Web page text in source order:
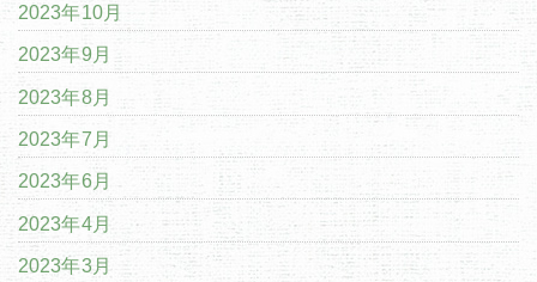
2023年10月
2023年9月
2023年8月
2023年7月
2023年6月
2023年4月
2023年3月